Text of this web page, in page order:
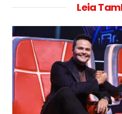
Leia